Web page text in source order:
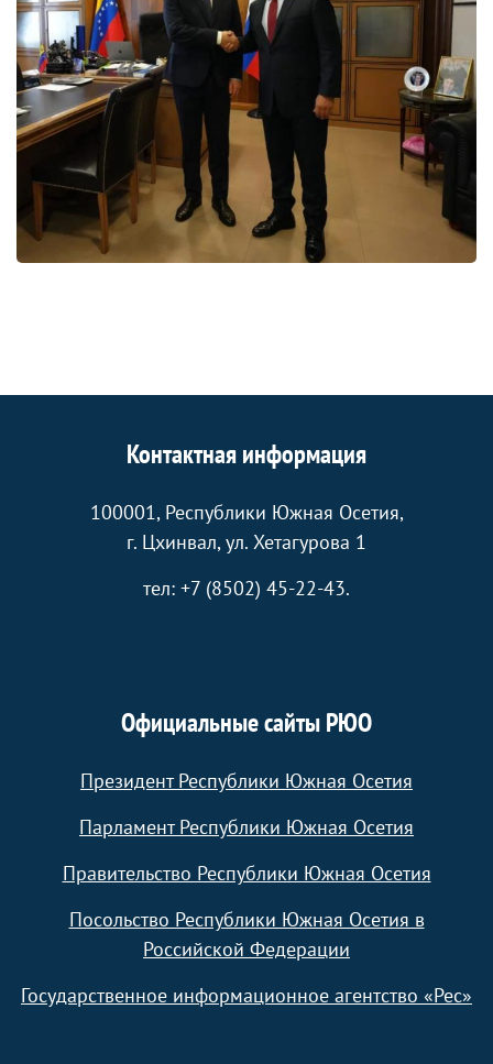
Контактная информация
100001, Республики Южная Осетия,
г. Цхинвал, ул. Хетагурова 1
тел: +7 (8502) 45-22-43.
Официальные сайты РЮО
Президент Республики Южная Осетия
Парламент Республики Южная Осетия
Правительство Республики Южная Осетия
Посольство Республики Южная Осетия в
Российской Федерации
Государственное информационное агентство «Рес»